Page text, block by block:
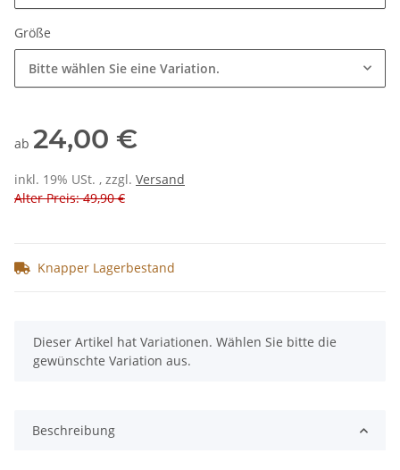
Größe
Bitte wählen Sie eine Variation.
ab 24,00 €
inkl. 19% USt. , zzgl. Versand
Alter Preis: 49,90 €
Knapper Lagerbestand
x
Dieser Artikel hat Variationen. Wählen Sie bitte die
gewünschte Variation aus.
Beschreibung